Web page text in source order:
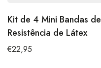
Kit de 4 Mini Bandas de
Resistência de Látex
€22,95